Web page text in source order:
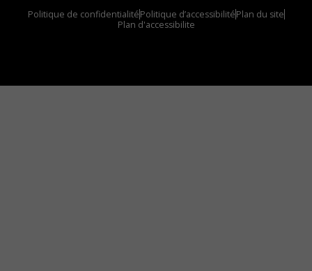
Politique de confidentialitéPolitique d’accessibilitéPlan du site
Plan d'accessibilite